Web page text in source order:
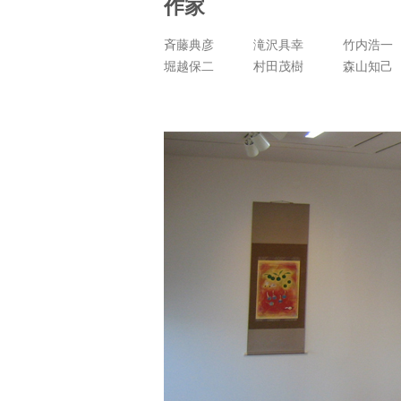
作家
斉藤典彦 滝沢具幸
竹内浩一
堀越保二
村田茂樹 森山知己